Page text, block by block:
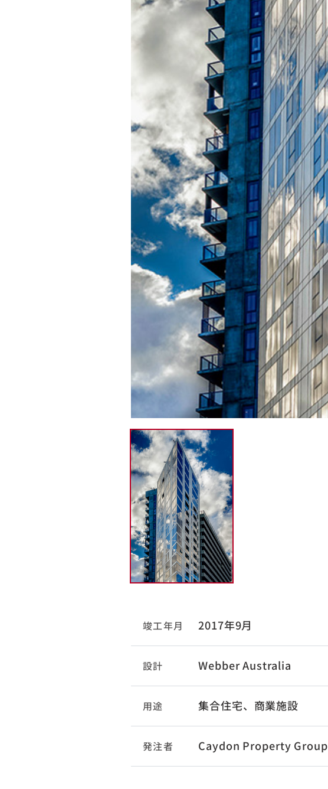
竣工年月 2017年9月
設計 Webber Australia
用途 集合住宅、商業施設
発注者 Caydon Property Group